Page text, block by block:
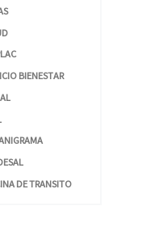
BIENESTAR
DE TRANSITO